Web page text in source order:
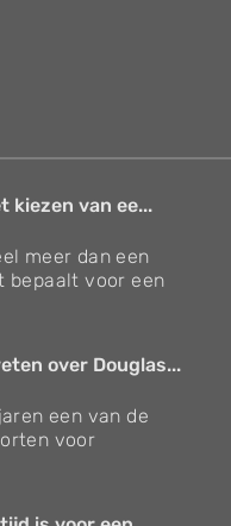
kiezen van ee...
meer dan een
bepaalt voor een
over Douglas...
een van de
voor